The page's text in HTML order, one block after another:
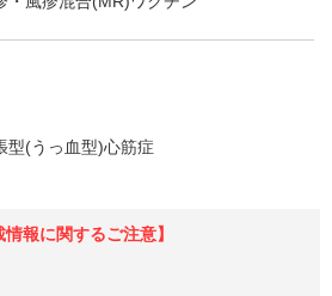
型(うっ血型)心筋症
情報に関するご注意】